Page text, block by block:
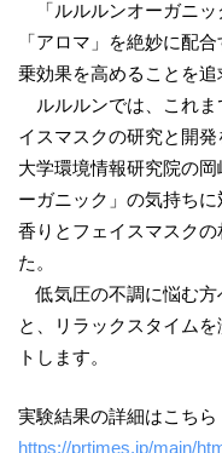
「ルルルンオーガニッ
「アロマ」を絶妙に配
乗効果を高めることを追
ルルルンでは、これま
イスマスクの研究と開
大学環境情報研究院の
ーガニック」の気持ちに
香りとフェイスマスク
た。
低気圧の不調に悩む方
と、リラックスタイム
トします。
実験結果の詳細はこちら
https://prtimes.jp/main/